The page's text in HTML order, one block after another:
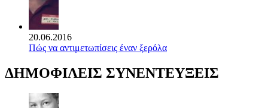
20.06.2016
Πώς να αντιμετωπίσεις έναν ξερόλα
ΔΗΜΟΦΙΛΕΙΣ ΣΥΝΕΝΤΕΥΞΕΙΣ